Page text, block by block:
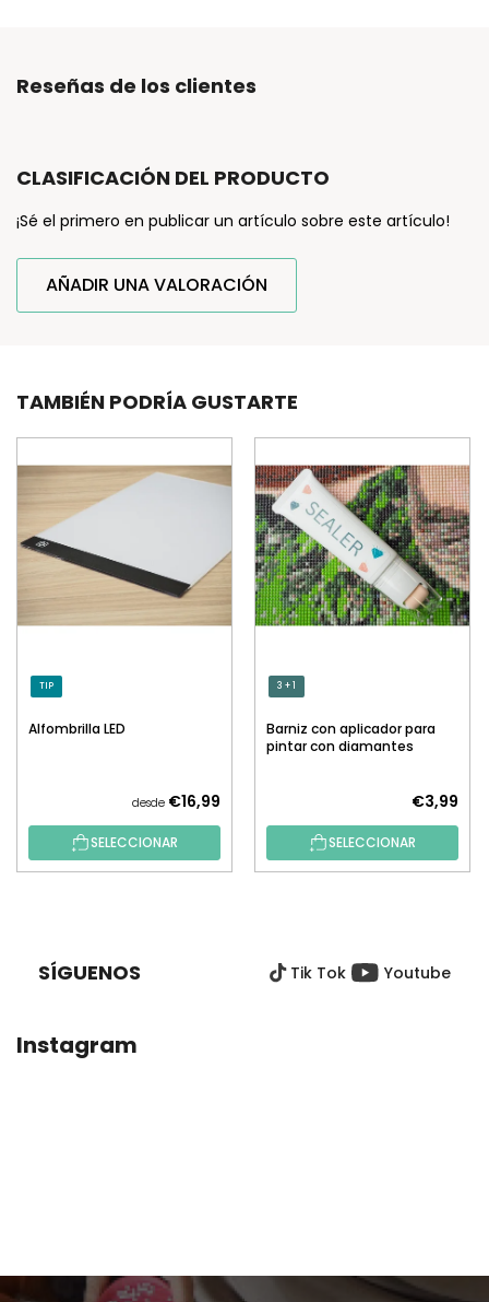
Reseñas de los clientes
CLASIFICACIÓN DEL PRODUCTO
¡Sé el primero en publicar un artículo sobre este artículo!
AÑADIR UNA VALORACIÓN
TAMBIÉN PODRÍA GUSTARTE
TIP
Alfombrilla LED
desde €16,99
SELECCIONAR
3 + 1
Barniz con aplicador para
pintar con diamantes
€3,99
SELECCIONAR
SÍGUENOS Tik Tok Youtube
Instagram